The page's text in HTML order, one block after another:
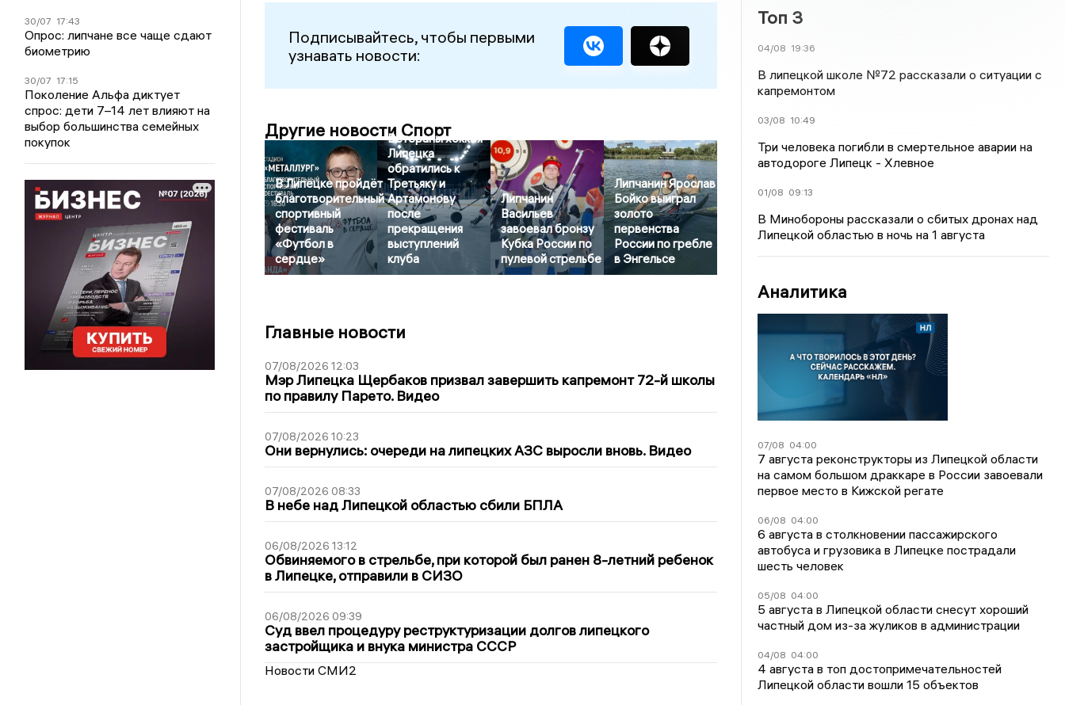
30/07 17:43
Опрос: липчане все чаще сдают
биометрию
30/07 17:15
Поколение Альфа диктует
спрос: дети 7–14 лет влияют на
выбор большинства семейных
покупок
Подписывайтесь, чтобы первыми
узнавать новости:
Другие новости Спорт
В Липецке пройдёт
благотворительный
спортивный
фестиваль
«Футбол в
сердце»
Ветераны хоккея
Липецка
обратились к
Третьяку и
Артамонову
после
прекращения
выступлений
клуба
Липчанин
Васильев
завоевал бронзу
Кубка России по
пулевой стрельбе
Липчанин Ярослав
Бойко выиграл
золото
первенства
России по гребле
в Энгельсе
Главные новости
07/08/2026 12:03
Мэр Липецка Щербаков призвал завершить капремонт 72-й школы
по правилу Парето. Видео
07/08/2026 10:23
Они вернулись: очереди на липецких АЗС выросли вновь. Видео
07/08/2026 08:33
В небе над Липецкой областью сбили БПЛА
06/08/2026 13:12
Обвиняемого в стрельбе, при которой был ранен 8-летний ребенок
в Липецке, отправили в СИЗО
06/08/2026 09:39
Суд ввел процедуру реструктуризации долгов липецкого
застройщика и внука министра СССР
Новости СМИ2
Топ 3
04/08 19:36
В липецкой школе №72 рассказали о ситуации с
капремонтом
03/08 10:49
Три человека погибли в смертельное аварии на
автодороге Липецк - Хлевное
01/08 09:13
В Минобороны рассказали о сбитых дронах над
Липецкой областью в ночь на 1 августа
Аналитика
07/08 04:00
7 августа реконструкторы из Липецкой области
на самом большом драккаре в России завоевали
первое место в Кижской регате
06/08 04:00
6 августа в столкновении пассажирского
автобуса и грузовика в Липецке пострадали
шесть человек
05/08 04:00
5 августа в Липецкой области снесут хороший
частный дом из-за жуликов в администрации
04/08 04:00
4 августа в топ достопримечательностей
Липецкой области вошли 15 объектов